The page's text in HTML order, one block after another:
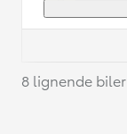
8 lignende biler